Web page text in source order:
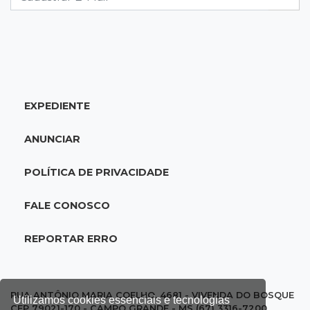
Utilizamos cookies essenciais e tecnologias
para pagar dívida do pai com facção
Profissionais da Educação: aqueles que fazem
primeiro semestre de 2026
Adolescente em Unei custa mais que
mensalidade de Medicina, compara secretário
EXPEDIENTE
ANUNCIAR
POLÍTICA DE PRIVACIDADE
FALE CONOSCO
REPORTAR ERRO
RUA ANTÔNIO MARIA COELHO, 4681 - VIVENDA DO BOSQUE